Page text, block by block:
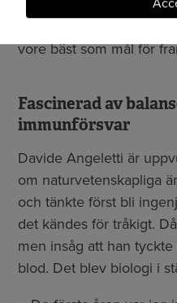
mäta
vore bäst som mål för
Fascinerad av
immunförsvar
Davide Angeletti är
om naturvetenskapliga
och tänkte först bli
det kändes för tråkigt.
men insåg att han
blod. Det blev biologi i